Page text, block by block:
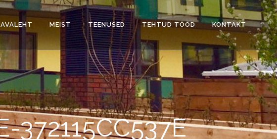
AVALEHT MEIST TEENUSED TEHTUD TÖÖD KONTAKT
372115CC537E